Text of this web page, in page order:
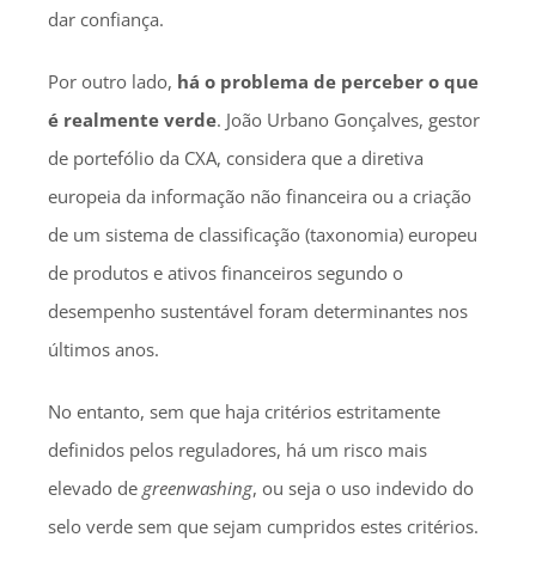
dar confiança.
Por outro lado, há o problema de perceber o que
é realmente verde. João Urbano Gonçalves, gestor
de portefólio da CXA, considera que a diretiva
europeia da informação não financeira ou a criação
de um sistema de classificação (taxonomia) europeu
de produtos e ativos financeiros segundo o
desempenho sustentável foram determinantes nos
últimos anos.
No entanto, sem que haja critérios estritamente
definidos pelos reguladores, há um risco mais
elevado de greenwashing, ou seja o uso indevido do
selo verde sem que sejam cumpridos estes critérios.